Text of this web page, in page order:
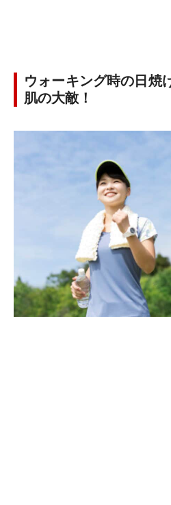
ウォーキング時の日
肌の大敵！